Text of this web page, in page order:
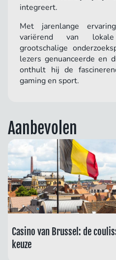
integreert.
Met jarenlange
variërend van
grootschalige
lezers genuanceerde en
onthult hij de
gaming en sport.
Aanbevolen
Casino van Brussel: de
keuze